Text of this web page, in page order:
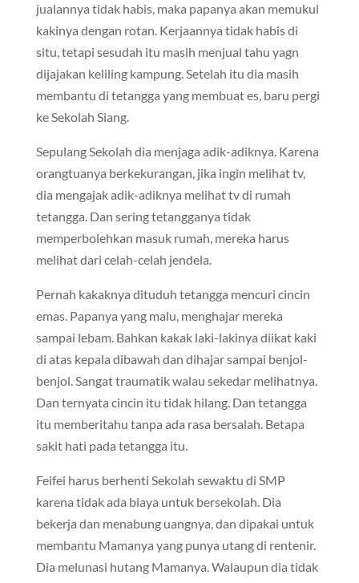
jualannya tidak habis, maka papanya akan memukul
kakinya dengan rotan. Kerjaannya tidak habis di
situ, tetapi sesudah itu masih menjual tahu yagn
dijajakan keliling kampung. Setelah itu dia masih
membantu di tetangga yang membuat es, baru pergi
ke Sekolah Siang.
Sepulang Sekolah dia menjaga adik-adiknya. Karena
orangtuanya berkekurangan, jika ingin melihat tv,
dia mengajak adik-adiknya melihat tv di rumah
tetangga. Dan sering tetangganya tidak
memperbolehkan masuk rumah, mereka harus
melihat dari celah-celah jendela.
Pernah kakaknya dituduh tetangga mencuri cincin
emas. Papanya yang malu, menghajar mereka
sampai lebam. Bahkan kakak laki-lakinya diikat kaki
di atas kepala dibawah dan dihajar sampai benjol-
benjol. Sangat traumatik walau sekedar melihatnya.
Dan ternyata cincin itu tidak hilang. Dan tetangga
itu memberitahu tanpa ada rasa bersalah. Betapa
sakit hati pada tetangga itu.
Feifei harus berhenti Sekolah sewaktu di SMP
karena tidak ada biaya untuk bersekolah. Dia
bekerja dan menabung uangnya, dan dipakai untuk
membantu Mamanya yang punya utang di rentenir.
Dia melunasi hutang Mamanya. Walaupun dia tidak